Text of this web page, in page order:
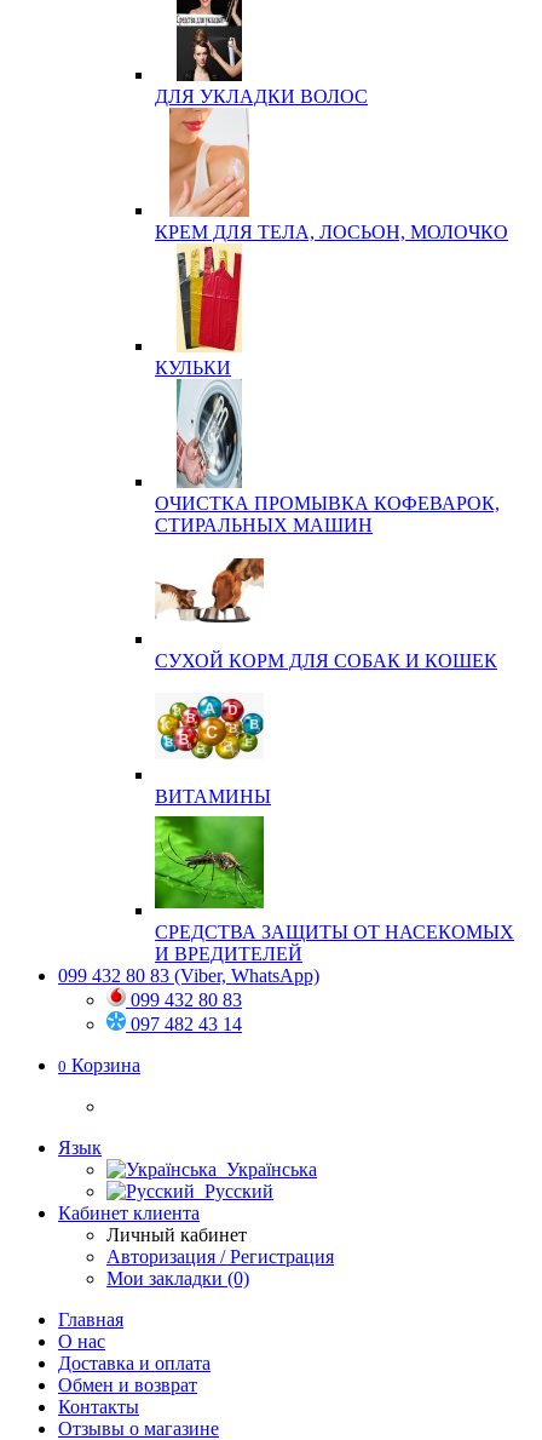
ДЛЯ УКЛАДКИ ВОЛОС
КРЕМ ДЛЯ ТЕЛА, ЛОСЬОН, МОЛОЧКО
КУЛЬКИ
ОЧИСТКА ПРОМЫВКА КОФЕВАРОК,
СТИРАЛЬНЫХ МАШИН
СУХОЙ КОРМ ДЛЯ СОБАК И КОШЕК
ВИТАМИНЫ
СРЕДСТВА ЗАЩИТЫ ОТ НАСЕКОМЫХ
И ВРЕДИТЕЛЕЙ
099 432 80 83 (Viber, WhatsApp)
099 432 80 83
097 482 43 14
0 Корзина
Язык
Українська
Русский
Кабинет клиента
Личный кабинет
Авторизация / Регистрация
Мои закладки (0)
Главная
О нас
Доставка и оплата
Обмен и возврат
Контакты
Отзывы о магазине